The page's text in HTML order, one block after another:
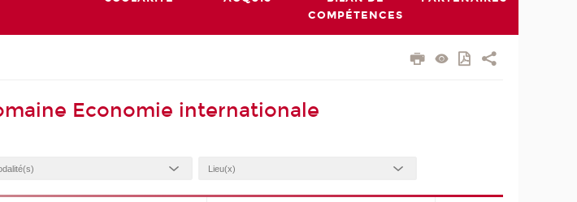
COMPÉTENCES
Economie internationale